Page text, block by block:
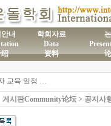
내
학회자료
Data
资料
(사)국제온돌학회 연간 기부금 모금액 및 활용실적 명세서
2026년도 전통온돌기술자 교육 일정 안내
육 모집
제59차 전통온돌기술자 1,2급 교육과정 모집 안내
게시판Community论坛 > 공지사